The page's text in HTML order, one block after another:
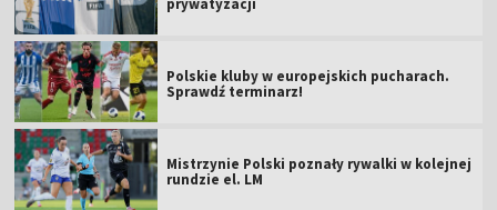
Polskie kluby w europejskich pucharach.
Sprawdź terminarz!
Mistrzynie Polski poznały rywalki w kolejnej
rundzie el. LM